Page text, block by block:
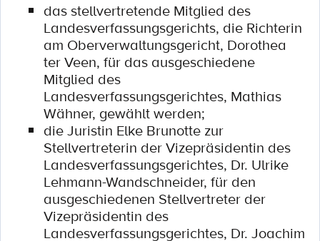
das stellvertretende Mitglied des
Landesverfassungsgerichts, die Richterin
am Oberverwaltungsgericht, Dorothea
ter Veen, für das ausgeschiedene
Mitglied des
Landesverfassungsgerichtes, Mathias
Wähner, gewählt werden;
die Juristin Elke Brunotte zur
Stellvertreterin der Vizepräsidentin des
Landesverfassungsgerichtes, Dr. Ulrike
Lehmann-Wandschneider, für den
ausgeschiedenen Stellvertreter der
Vizepräsidentin des
Landesverfassungsgerichtes, Dr. Joachim